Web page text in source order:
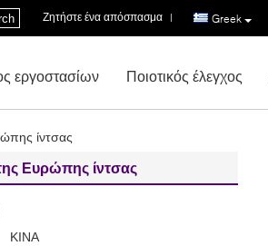
Greek
Ζητήστε ένα απόσπασμα |
εργοστασίων Ποιοτικός έλεγχος
ίντσας
Ευρώπης ίντσας
ΚΙΝΑ